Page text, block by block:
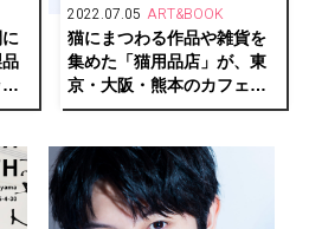
2022.07.05 ART&BOOK
猫にまつわる作品や雑貨を
集めた「猫用品店」が、東
京・大阪・熊本のカフェ＆
ブックス ビブリオテークで